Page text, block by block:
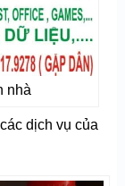
nhà
dịch vụ của